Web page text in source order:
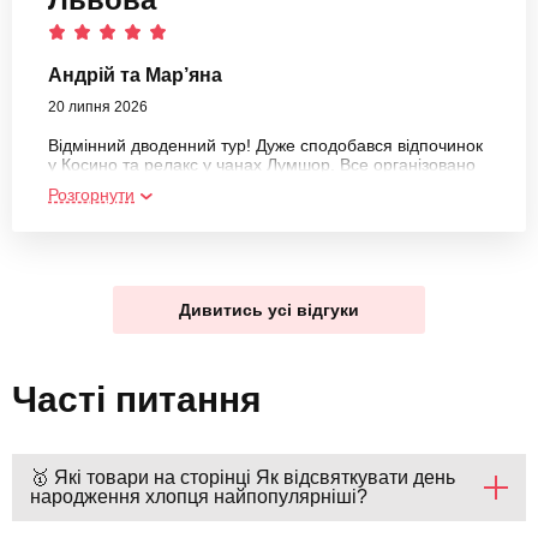
рекомендую!
Андрій та Мар’яна
20 липня 2026
Відмінний дводенний тур! Дуже сподобався відпочинок
у Косино та релакс у чанах Лумшор. Все організовано
на вищому рівні, а гід Любомир — справжній топ!
Господиня Вікторія супер!Рекомендую всім, хто хоче
Розгорнути
Дивитись усі відгуки
Часті питання
🥇 Які товари на сторінці Як відсвяткувати день
народження хлопця найпопулярніші?